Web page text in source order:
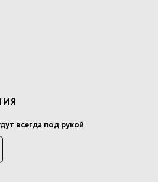
всегда под рукой